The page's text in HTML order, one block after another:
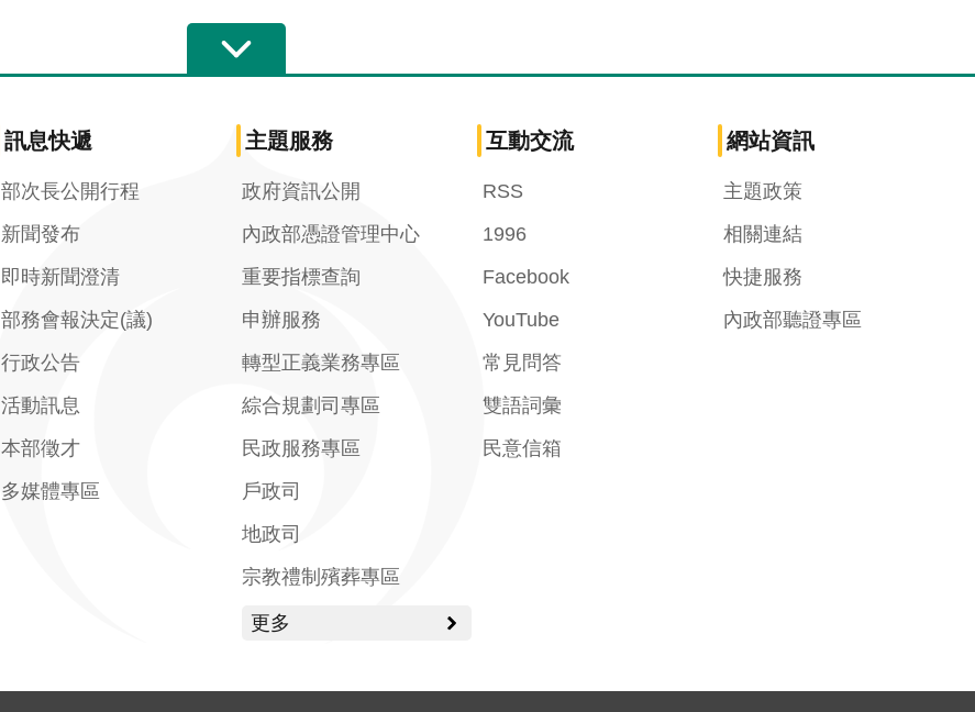
訊息快遞
部次長公開行程
新聞發布
即時新聞澄清
部務會報決定(議)
行政公告
活動訊息
本部徵才
多媒體專區
主題服務
政府資訊公開
內政部憑證管理中心
重要指標查詢
申辦服務
轉型正義業務專區
綜合規劃司專區
民政服務專區
戶政司
地政司
宗教禮制殯葬專區
更多
互動交流
RSS
1996
Facebook
YouTube
常見問答
雙語詞彙
民意信箱
網站資訊
主題政策
相關連結
快捷服務
內政部聽證專區